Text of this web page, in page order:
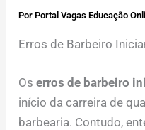
PorPortal Vagas Educação
Erros de Barbeiro
Oserros de barbeiro
início da carreira de
barbearia. Contudo,